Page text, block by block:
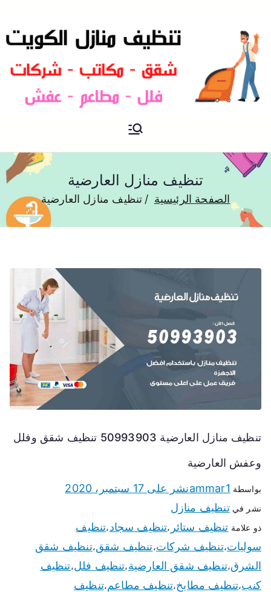
شركة تنظيف منازل و شقق في
تنظيف منازل العارضية
الصفحة الرئيسية تنظيف منازل العارضية
تنظيف منازل العارضية 50993903 تنظيف شقق وفلل
وعفش العارضية
بواسطة ammar1نشر على 17 سبتمبر، 2020
نشر فيتنظيف منازل
ذو علامة تنظيف ستائر ،تنظيف سجاد،تنظيف
سوليات،تنظيف شركات،تنظيف شقق،تنظيف شقق
الشرق،تنظيف شقق العارضية،تنظيف فلل،تنظيف
كنب،تنظيف مطابخ،تنظيف مطاعم،تنظيف